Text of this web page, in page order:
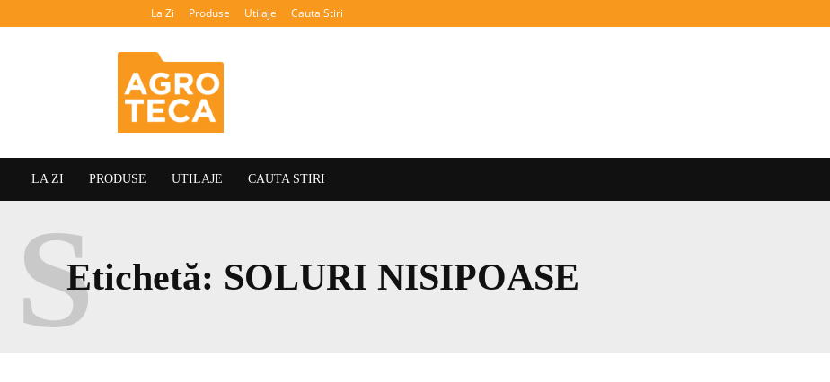
La Zi Produse Utilaje Cauta Stiri
LA ZI PRODUSE UTILAJE CAUTA STIRI
Etichetă: SOLURI NISIPOASE
S